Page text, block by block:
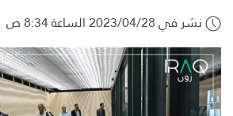
نشر في 2023/04/28 الساعة 8:34 ص